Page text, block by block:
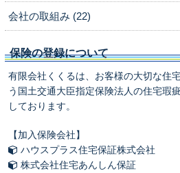
会社の取組み (22)
保険の登録について
有限会社くくるは、お客様の大切な住
う国土交通大臣指定保険法人の住宅瑕
しております。
【加入保険会社】
ハウスプラス住宅保証株式会社
株式会社住宅あんしん保証